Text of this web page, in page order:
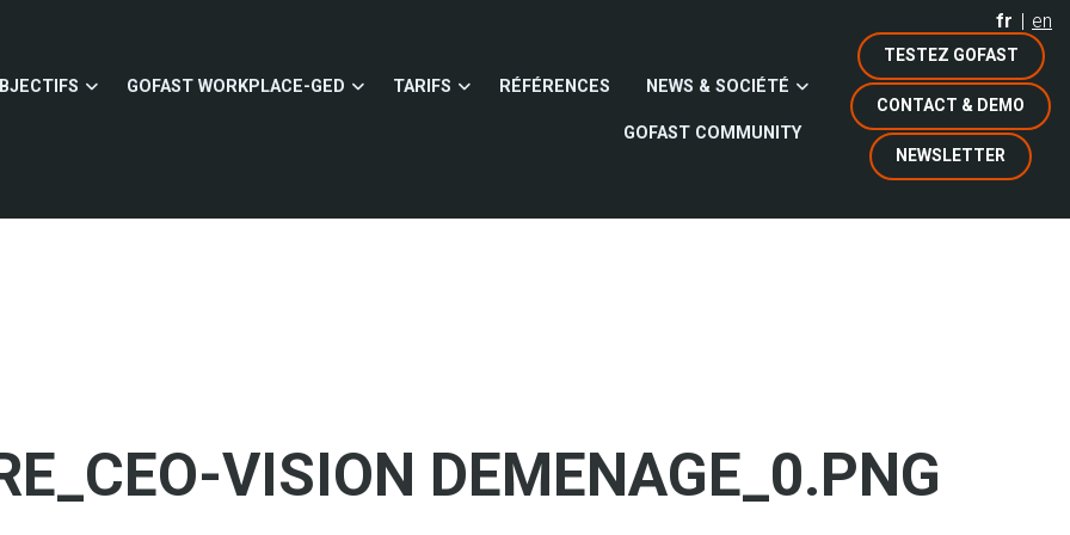
fr en
TESTEZ GOFAST
CONTACT & DEMO
NEWSLETTER
GOFAST WORKPLACE-GED TARIFS RÉFÉRENCES NEWS & SOCIÉTÉ
GOFAST COMMUNITY
VISION DEMENAGE_0.PNG